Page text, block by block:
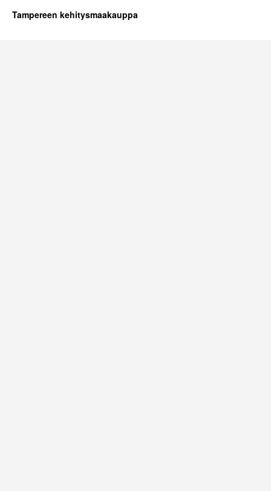
Tampereen kehitysmaakauppa